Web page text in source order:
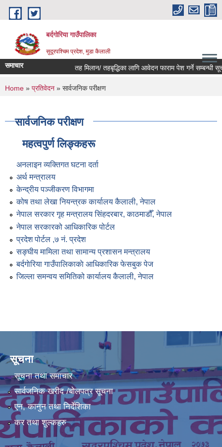
Skip to main content
बर्दगोरिया गाउँपालिका
सुदूरपश्चिम प्रदेश, मुडा कैलाली
समाचार तह मिलान/ तहबृद्धिका लागि आवेदन फाराम पेश गर्ने सम्बन्धी
You are here
Home » प्रतिवेदन » सार्वजनिक परीक्षण
सार्वजनिक परीक्षण
महत्वपुर्ण लिङ्कहरू
अनलाइन व्यक्तिगत घटना दर्ता
अर्थ मन्त्रालय
केन्द्रीय पञ्जीकरण विभागमा
कोष तथा लेखा नियन्त्रक कार्यालय कैलाली, नेपाल
नेपाल सरकार गृह मन्त्रालय सिंहदरबार, काठमाडौँ, नेपाल
नेपाल सरकारको आधिकारिक पोर्टल
प्रदेश पोर्टल ,७ नं. प्रदेश
सङ्घीय मामिला तथा सामान्य प्रशासन मन्त्रालय
बर्दगाेरिया गाउँपालिकाकाे आधिकारिक फेसबुक पेज
जिल्ला समन्वय समितिको कार्यालय कैलाली, नेपाल
सूचना
सूचना तथा समाचार
सार्वजनिक खरीद /बोलपत्र सूचना
एन, कानुन तथा निर्देशिका
कर तथा शुल्कहरु